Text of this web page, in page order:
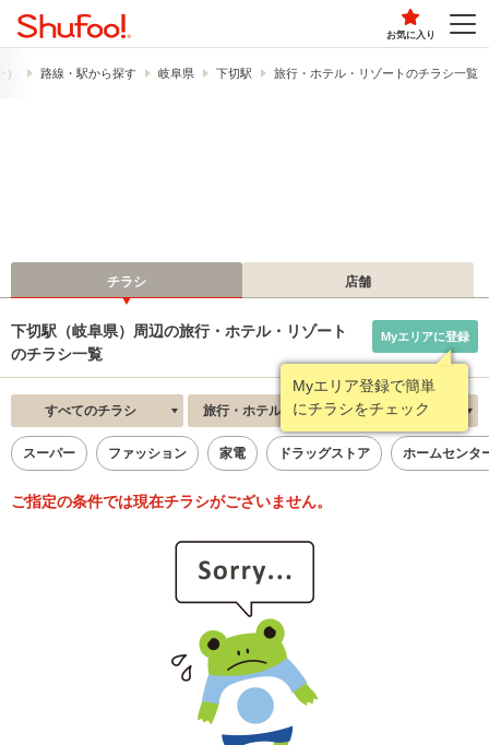
お気に入り
路線・駅から探す 岐阜県 下切駅 旅行・ホテル・リゾートのチラシ一覧
チラシ 店舗
下切駅（岐阜県）周辺の旅行・ホテル・リゾート
のチラシ一覧
Myエリア登録で簡単
にチラシをチェック
Myエリアに登録
すべてのチラシ 旅行・ホテル・リゾート 新着順
スーパー ファッション 家電 ドラッグストア ホームセンタ
ご指定の条件では現在チラシがございません。